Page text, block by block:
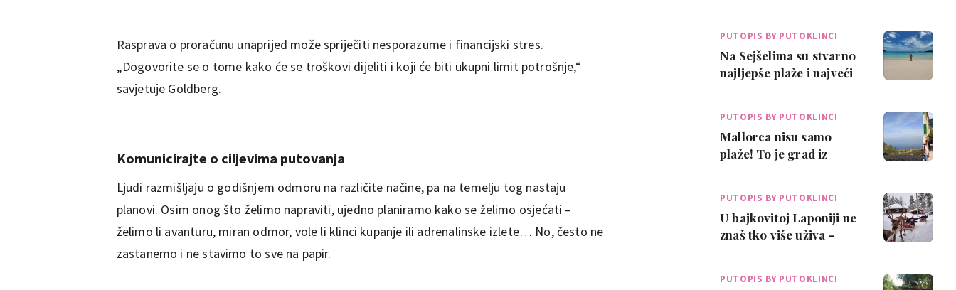
Rasprava o proračunu unaprijed može spriječiti nesporazume i financijski stres.
„Dogovorite se o tome kako će se troškovi dijeliti i koji će biti ukupni limit potrošnje,“
savjetuje Goldberg.
Komunicirajte o ciljevima putovanja
Ljudi razmišljaju o godišnjem odmoru na različite načine, pa na temelju tog nastaju
planovi. Osim onog što želimo napraviti, ujedno planiramo kako se želimo osjećati –
želimo li avanturu, miran odmor, vole li klinci kupanje ili adrenalinske izlete… No, često ne
zastanemo i ne stavimo to sve na papir.
PUTOPIS BY PUTOKLINCI
Na Sejšelima su stvarno
najljepše plaže i najveći
PUTOPIS BY PUTOKLINCI
Mallorca nisu samo
plaže! To je grad iz
PUTOPIS BY PUTOKLINCI
U bajkovitoj Laponiji ne
znaš tko više uživa –
PUTOPIS BY PUTOKLINCI